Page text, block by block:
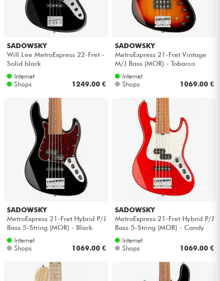
SADOWSKY
Will Lee MetroExpress 22-Fret -
Solid black
Internet
Shops
1249.00 €
SADOWSKY
MetroExpress 21-Fret Vintage
M/J Bass (MOR) - Tobacco
sunburst transparent
Internet
Shops
1069.00 €
SADOWSKY
MetroExpress 21-Fret Hybrid P/J
Bass 5-String (MOR) - Black
pearlInternet
Shops
1069.00 €
SADOWSKY
MetroExpress 21-Fret Hybrid P/J
Bass 5-String (MOR) - Candy
apple red metallic
Internet
Shops
1069.00 €